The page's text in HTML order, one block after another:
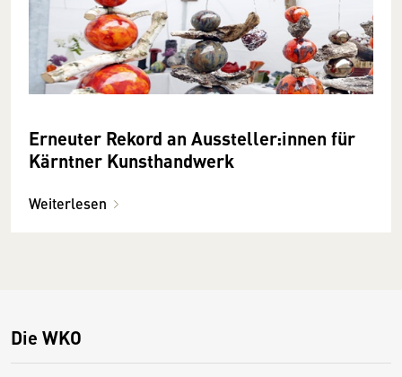
Erneuter Rekord an Aussteller:innen für
Kärntner Kunsthandwerk
Weiterlesen
Die WKO